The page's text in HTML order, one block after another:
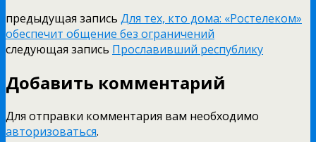
предыдущая запись Для тех, кто дома: «Ростелеком»
обеспечит общение без ограничений
следующая запись Прославивший республику
Добавить комментарий
Для отправки комментария вам необходимо
авторизоваться.